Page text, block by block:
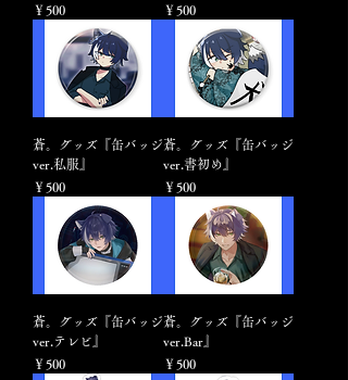
価格
￥500
価格
￥500
蒼。グッズ『缶バッジ
ver.私服』
価格
￥500
蒼。グッズ『缶バッジ
ver.書初め』
価格
￥500
蒼。グッズ『缶バッジ
ver.テレビ』
価格
￥500
蒼。グッズ『缶バッジ
ver.Bar』
価格
￥500